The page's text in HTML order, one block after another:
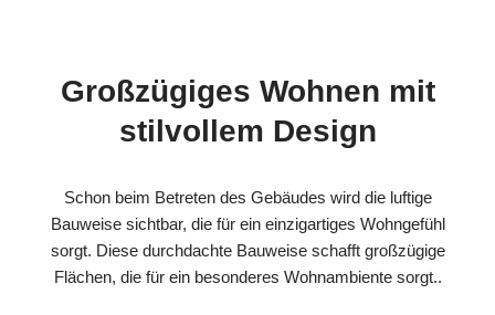
Großzügiges Wohnen mit
stilvollem Design
Schon beim Betreten des Gebäudes wird die luftige
Bauweise sichtbar, die für ein einzigartiges Wohngefühl
sorgt. Diese durchdachte Bauweise schafft großzügige
Flächen, die für ein besonderes Wohnambiente sorgt..